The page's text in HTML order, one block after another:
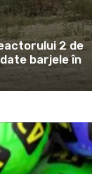
2 de
barjele în